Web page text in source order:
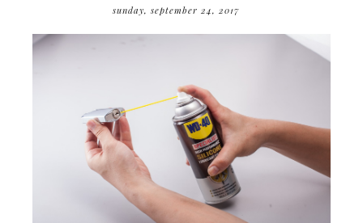
sunday, september 24, 2017